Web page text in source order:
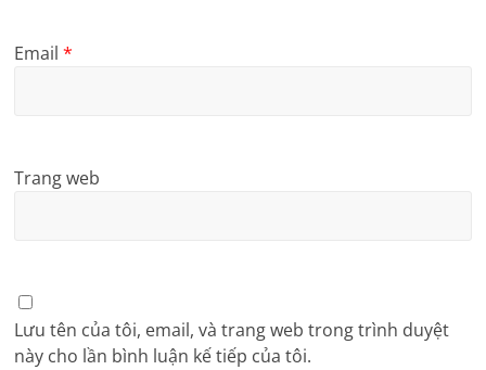
Email*
Trang web
Lưu tên của tôi, email, và trang web trong trình duyệt
này cho lần bình luận kế tiếp của tôi.